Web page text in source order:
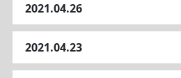
2021.04.26
2021.04.23